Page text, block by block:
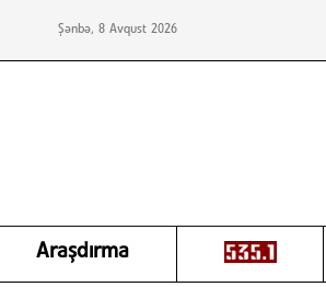
Şənbə, 8 Avqust 2026
Araşdırma